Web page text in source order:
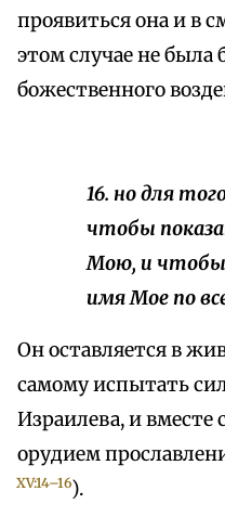
проявиться она и в
этом случае не была
божественного
16. но для
чтобы
Мою, и чтобы
имя Мое по
Он оставляется в
самому испытать
Израилева, и вместе
орудием
XV:14–16).